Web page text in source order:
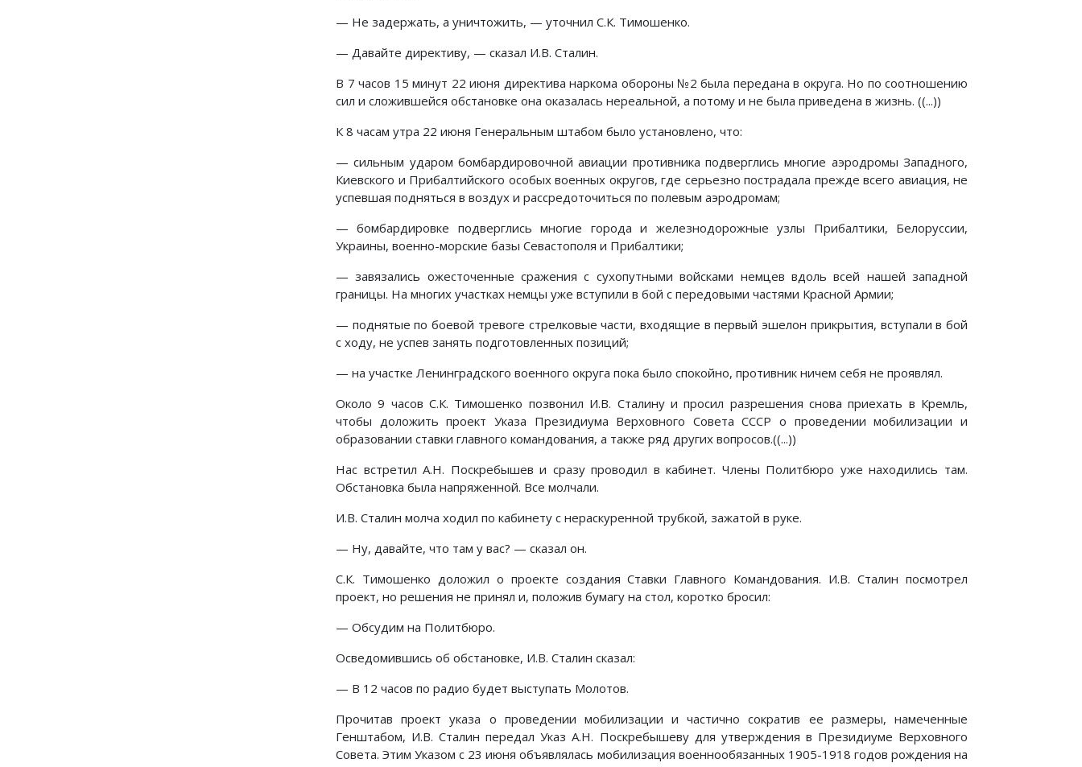
— Не задержать, а уничтожить, — уточнил С.К. Тимошенко.
— Давайте директиву, — сказал И.В. Сталин.
В 7 часов 15 минут 22 июня директива наркома обороны №2 была передана в округа. Но по соотношению
сил и сложившейся обстановке она оказалась нереальной, а потому и не была приведена в жизнь. ((...))
К 8 часам утра 22 июня Генеральным штабом было установлено, что:
— сильным ударом бомбардировочной авиации противника подверглись многие аэродромы Западного,
Киевского и Прибалтийского особых военных округов, где серьезно пострадала прежде всего авиация, не
успевшая подняться в воздух и рассредоточиться по полевым аэродромам;
— бомбардировке подверглись многие города и железнодорожные узлы Прибалтики, Белоруссии,
Украины, военно-морские базы Севастополя и Прибалтики;
— завязались ожесточенные сражения с сухопутными войсками немцев вдоль всей нашей западной
границы. На многих участках немцы уже вступили в бой с передовыми частями Красной Армии;
— поднятые по боевой тревоге стрелковые части, входящие в первый эшелон прикрытия, вступали в бой
с ходу, не успев занять подготовленных позиций;
— на участке Ленинградского военного округа пока было спокойно, противник ничем себя не проявлял.
Около 9 часов С.К. Тимошенко позвонил И.В. Сталину и просил разрешения снова приехать в Кремль,
чтобы доложить проект Указа Президиума Верховного Совета СССР о проведении мобилизации и
образовании ставки главного командования, а также ряд других вопросов.((...))
Нас встретил А.Н. Поскребышев и сразу проводил в кабинет. Члены Политбюро уже находились там.
Обстановка была напряженной. Все молчали.
И.В. Сталин молча ходил по кабинету с нераскуренной трубкой, зажатой в руке.
— Ну, давайте, что там у вас? — сказал он.
С.К. Тимошенко доложил о проекте создания Ставки Главного Командования. И.В. Сталин посмотрел
проект, но решения не принял и, положив бумагу на стол, коротко бросил:
— Обсудим на Политбюро.
Осведомившись об обстановке, И.В. Сталин сказал:
— В 12 часов по радио будет выступать Молотов.
Прочитав проект указа о проведении мобилизации и частично сократив ее размеры, намеченные
Генштабом, И.В. Сталин передал Указ А.Н. Поскребышеву для утверждения в Президиуме Верховного
Совета. Этим Указом с 23 июня объявлялась мобилизация военнообязанных 1905-1918 годов рождения на